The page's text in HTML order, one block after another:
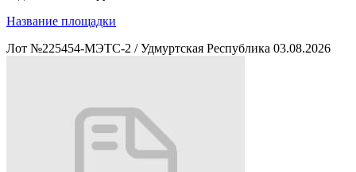
Название площадки
Лот №225454-МЭТС-2 / Удмуртская Республика 03.08.2026